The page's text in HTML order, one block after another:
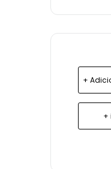
+
+